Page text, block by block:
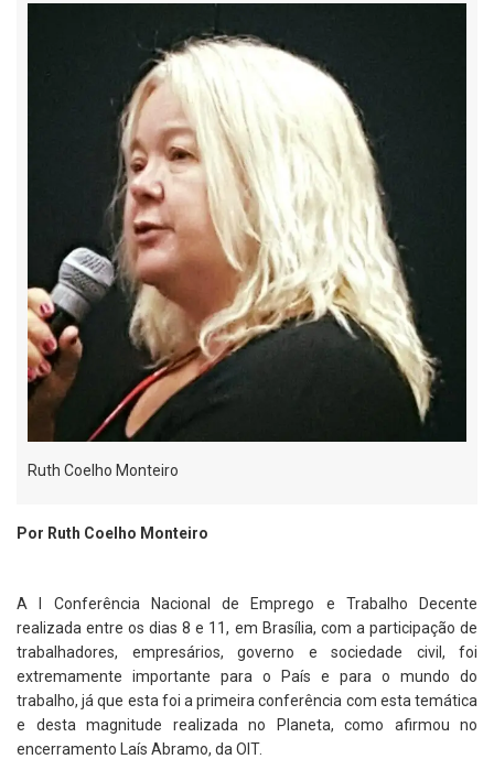
Ruth Coelho Monteiro
Por Ruth Coelho Monteiro
A I Conferência Nacional de Emprego e Trabalho Decente
realizada entre os dias 8 e 11, em Brasília, com a participação de
trabalhadores, empresários, governo e sociedade civil, foi
extremamente importante para o País e para o mundo do
trabalho, já que esta foi a primeira conferência com esta temática
e desta magnitude realizada no Planeta, como afirmou no
encerramento Laís Abramo, da OIT.